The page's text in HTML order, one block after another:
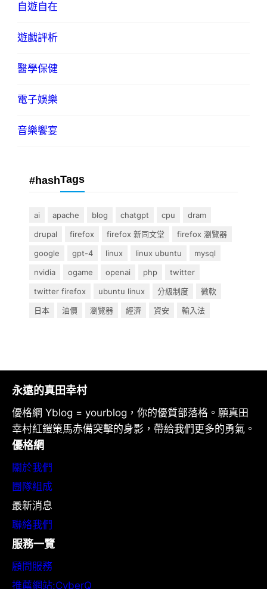
自遊自在
遊戲評析
醫學保健
電子娛樂
音樂饗宴
#hashTags
ai apache blog chatgpt cpu
dram
drupal
firefox firefox 新同文堂
firefox 瀏覽器
google
gpt-4 linux linux ubuntu
mysql
nvidia
ogame openai php
twitter
twitter firefox
ubuntu linux 分級制度
微軟
日本
油價 瀏覽器 經濟 資安 輸入法
永遠的真田幸村
優格網 Yblog = yourblog，你的優質部落格。願真田
幸村紅鎧策馬赤備突擊的身影，帶給我們更多的勇氣。
優格網
關於我們
團隊組成
最新消息
聯絡我們
服務一覽
顧問服務
推薦網站:CyberQ